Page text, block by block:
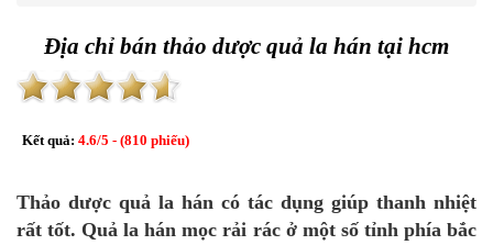
Địa chỉ bán thảo dược quả la hán tại hcm
Kết quả: 4.6/5 - (810 phiếu)
Thảo dược quả la hán có tác dụng giúp thanh nhiệt
rất tốt. Quả la hán mọc rải rác ở một số tỉnh phía bắc